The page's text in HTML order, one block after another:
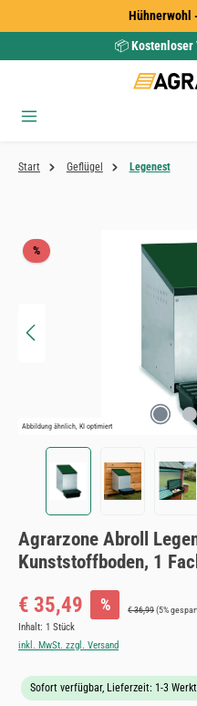
Zum Hauptinhalt springenHühnerwohl
📦Kostenloser
Start Geflügel Legenest
Bildergalerie überspringen
%Rabatt
Abbildung ähnlich, KI optimiert
Agrarzone Abroll
Kunststoffboden, 1
Verkaufspreis:
€ 35,49 % Regulärer Preis:
€ 36,99(5%
Inhalt: 1 Stück
inkl. MwSt. zzgl. Versand
Sofort verfügbar, Lieferzeit: 1-3